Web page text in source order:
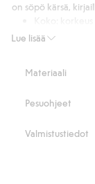
Lue lisää
on söpö kärsä,
Sisältää 100
Materiaali
Pesuohjeet
Valmistustiedot